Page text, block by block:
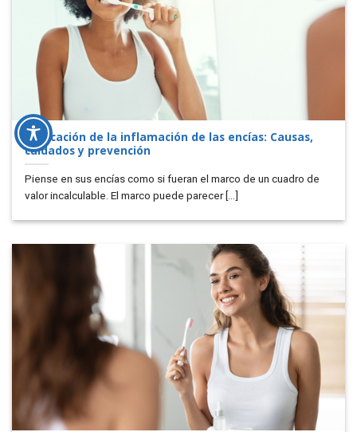
Explicación de la inflamación de las encías: Causas,
cuidados y prevención
Piense en sus encías como si fueran el marco de un cuadro de
valor incalculable. El marco puede parecer [...]